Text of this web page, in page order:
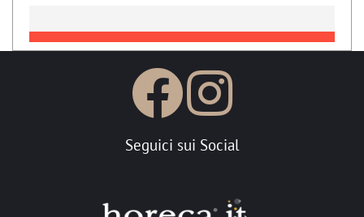
Seguici sui Social